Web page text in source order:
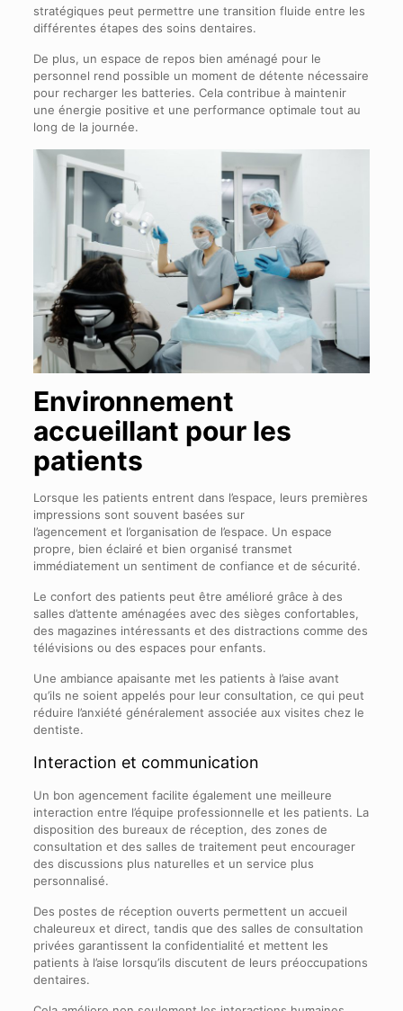
stratégiques peut permettre une transition fluide entre les
différentes étapes des soins dentaires.
De plus, un espace de repos bien aménagé pour le
personnel rend possible un moment de détente nécessaire
pour recharger les batteries. Cela contribue à maintenir
une énergie positive et une performance optimale tout au
long de la journée.
Environnement
accueillant pour les
patients
Lorsque les patients entrent dans l’espace, leurs premières
impressions sont souvent basées sur
l’agencement et l’organisation de l’espace. Un espace
propre, bien éclairé et bien organisé transmet
immédiatement un sentiment de confiance et de sécurité.
Le confort des patients peut être amélioré grâce à des
salles d’attente aménagées avec des sièges confortables,
des magazines intéressants et des distractions comme des
télévisions ou des espaces pour enfants.
Une ambiance apaisante met les patients à l’aise avant
qu’ils ne soient appelés pour leur consultation, ce qui peut
réduire l’anxiété généralement associée aux visites chez le
dentiste.
Interaction et communication
Un bon agencement facilite également une meilleure
interaction entre l’équipe professionnelle et les patients. La
disposition des bureaux de réception, des zones de
consultation et des salles de traitement peut encourager
des discussions plus naturelles et un service plus
personnalisé.
Des postes de réception ouverts permettent un accueil
chaleureux et direct, tandis que des salles de consultation
privées garantissent la confidentialité et mettent les
patients à l’aise lorsqu’ils discutent de leurs préoccupations
dentaires.